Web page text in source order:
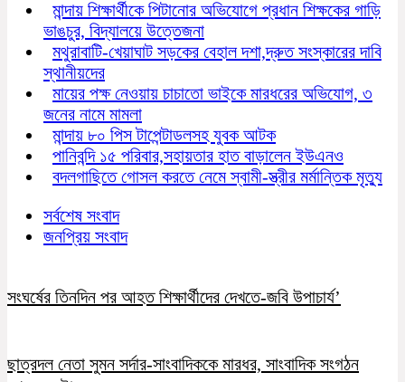
মান্দায় শিক্ষার্থীকে পিটানোর অভিযোগে প্রধান শিক্ষকের গাড়ি
ভাঙচুর, বিদ্যালয়ে উত্তেজনা
মথুরাবাটি-খেয়াঘাট সড়কের বেহাল দশা,দ্রুত সংস্কারের দাবি
স্থানীয়দের
মায়ের পক্ষ নেওয়ায় চাচাতো ভাইকে মারধরের অভিযোগ, ৩
জনের নামে মামলা
মান্দায় ৮০ পিস টাপেন্টাডলসহ যুবক আটক
পানিবন্দি ১৫ পরিবার,সহায়তার হাত বাড়ালেন ইউএনও
বদলগাছিতে গোসল করতে নেমে স্বামী-স্ত্রীর মর্মান্তিক মৃত্যু
সর্বশেষ সংবাদ
জনপ্রিয় সংবাদ
সংঘর্ষের তিনদিন পর আহত শিক্ষার্থীদের দেখতে-জবি উপাচার্য’
ছাত্রদল নেতা সুমন সর্দার-সাংবাদিককে মারধর, সাংবাদিক সংগঠন